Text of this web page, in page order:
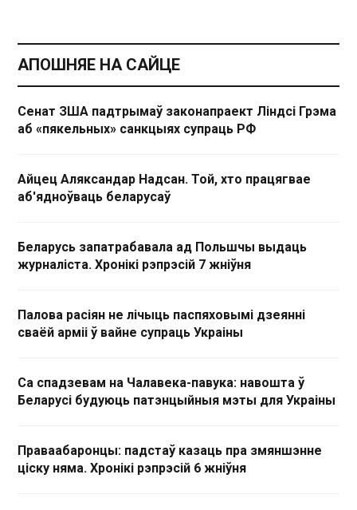
АПОШНЯЕ НА САЙЦЕ
Сенат ЗША падтрымаў законапраект Ліндсі Грэма
аб «пякельных» санкцыях супраць РФ
Айцец Аляксандар Надсан. Той, хто працягвае
аб'ядноўваць беларусаў
Беларусь запатрабавала ад Польшчы выдаць
журналіста. Хронікі рэпрэсій 7 жніўня
Палова расіян не лічыць паспяховымі дзеянні
сваёй арміі ў вайне супраць Украіны
Са спадзевам на Чалавека-павука: навошта ў
Беларусі будуюць патэнцыйныя мэты для Украіны
Праваабаронцы: падстаў казаць пра змяншэнне
ціску няма. Хронікі рэпрэсій 6 жніўня